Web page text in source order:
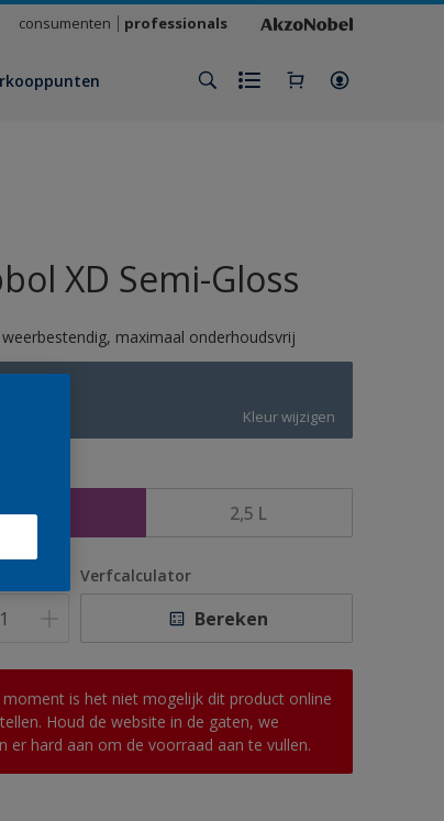
consumenten professionals
XD Semi-Gloss
maximaal onderhoudsvrij
Kleur wijzigen
1 L 2,5 L
Verfcalculator
Bereken
moment is het niet mogelijk dit product online
Houd de website in de gaten, we
er hard aan om de voorraad aan te vullen.